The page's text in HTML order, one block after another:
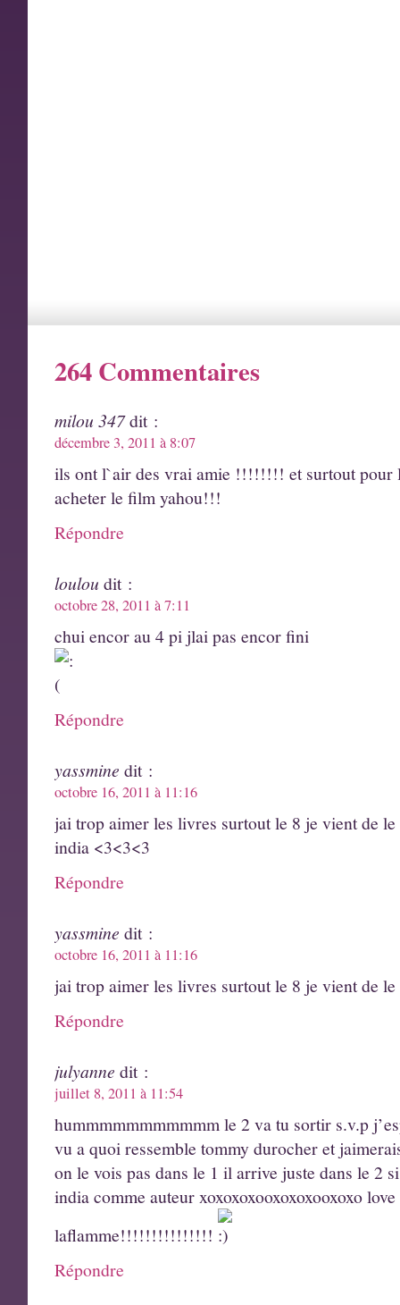
264 Commentaires
milou 347dit :
décembre 3, 2011 à 8:07
ils ont l`air des vrai amie !!!!!!!! et surtout pour
acheter le film yahou!!!
Répondre
loulou dit :
octobre 28, 2011 à 7:11
chui encor au 4 pi jlai pas encor fini
Répondre
yassmine dit :
octobre 16, 2011 à 11:16
jai trop aimer les livres surtout le 8 je vient de
india <3<3<3
Répondre
yassmine dit :
octobre 16, 2011 à 11:16
jai trop aimer les livres surtout le 8 je vient de
Répondre
julyanne dit :
juillet 8, 2011 à 11:54
hummmmmmmmmmm le 2 va tu sortir s.v.p
vu a quoi ressemble tommy durocher et
on le vois pas dans le 1 il arrive juste dans le 2
india comme auteur xoxoxoxooxoxoxooxoxo
laflamme!!!!!!!!!!!!!!!
Répondre